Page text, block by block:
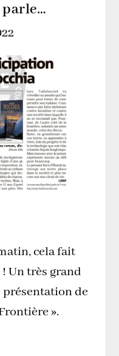
parle…
cela fait
Un très grand
de
».